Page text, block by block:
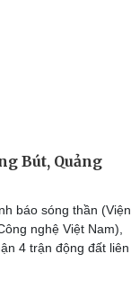
Bút, Quảng
báo sóng thần (Viện
nghệ Việt Nam),
4 trận động đất liên